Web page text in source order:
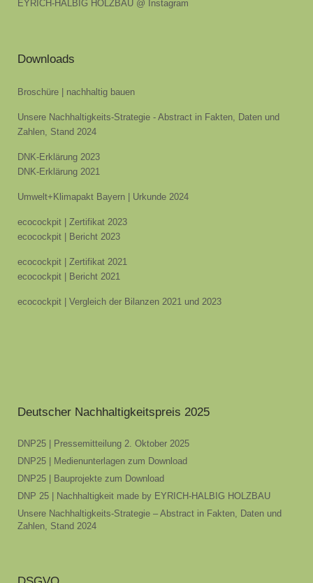
EYRICH-HALBIG HOLZBAU @ Instagram
Downloads
Broschüre | nachhaltig bauen
Unsere Nachhaltigkeits-Strategie - Abstract in Fakten, Daten und
Zahlen, Stand 2024
DNK-Erklärung 2023
DNK-Erklärung 2021
Umwelt+Klimapakt Bayern | Urkunde 2024
ecocockpit | Zertifikat 2023
ecocockpit | Bericht 2023
ecocockpit | Zertifikat 2021
ecocockpit | Bericht 2021
ecocockpit | Vergleich der Bilanzen 2021 und 2023
Deutscher Nachhaltigkeitspreis 2025
DNP25 | Pressemitteilung 2. Oktober 2025
DNP25 | Medienunterlagen zum Download
DNP25 | Bauprojekte zum Download
DNP 25 | Nachhaltigkeit made by EYRICH-HALBIG HOLZBAU
Unsere Nachhaltigkeits-Strategie – Abstract in Fakten, Daten und
Zahlen, Stand 2024